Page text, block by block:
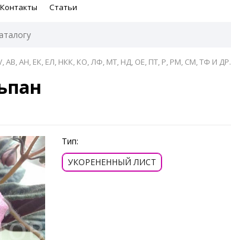
Контакты Статьи
АВ, АН, ЕК, ЕЛ, НКК, КО, ЛФ, МТ, НД, ОЕ, ПТ, Р, РМ, СМ, ТФ И ДР.
Тип:
УКОРЕНЕННЫЙ ЛИСТ